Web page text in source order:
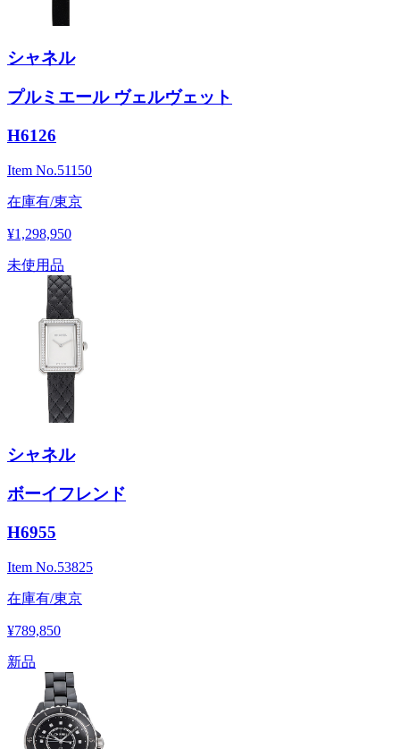
シャネル
プルミエール ヴェルヴェット
H6126
Item No.51150
在庫有/東京
¥1,298,950
未使用品
シャネル
ボーイフレンド
H6955
Item No.53825
在庫有/東京
¥789,850
新品